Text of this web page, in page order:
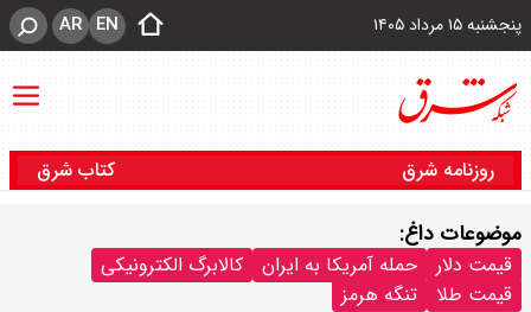
پنجشنبه ۱۵ مرداد ۱۴۰۵ EN
AR
روزنامه شرق کتاب شرق
موضوعات داغ:
قیمت دلار حمله آمریکا به ایران
کالابرگ الکترونیکی
قیمت طلا
تنگه هرمز